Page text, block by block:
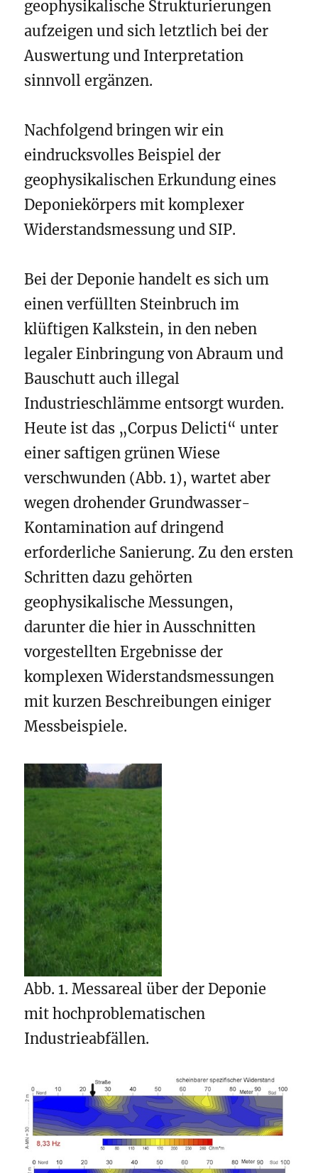
geophysikalische Strukturierungen
aufzeigen und sich letztlich bei der
Auswertung und Interpretation
sinnvoll ergänzen.
Nachfolgend bringen wir ein
eindrucksvolles Beispiel der
geophysikalischen Erkundung eines
Deponiekörpers mit komplexer
Widerstandsmessung und SIP.
Bei der Deponie handelt es sich um
einen verfüllten Steinbruch im
klüftigen Kalkstein, in den neben
legaler Einbringung von Abraum und
Bauschutt auch illegal
Industrieschlämme entsorgt wurden.
Heute ist das „Corpus Delicti“ unter
einer saftigen grünen Wiese
verschwunden (Abb. 1), wartet aber
wegen drohender Grundwasser-
Kontamination auf dringend
erforderliche Sanierung. Zu den ersten
Schritten dazu gehörten
geophysikalische Messungen,
darunter die hier in Ausschnitten
vorgestellten Ergebnisse der
komplexen Widerstandsmessungen
mit kurzen Beschreibungen einiger
Messbeispiele.
Abb. 1. Messareal über der Deponie
mit hochproblematischen
Industrieabfällen.